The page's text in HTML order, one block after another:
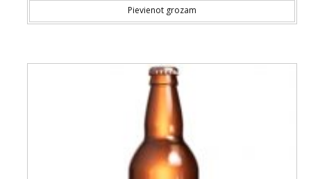
Pievienot grozam